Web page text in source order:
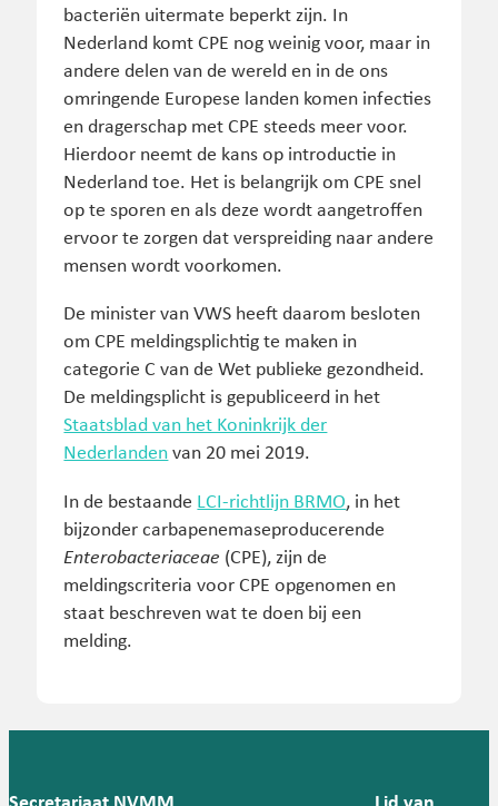
bacteriën uitermate beperkt zijn. In
Nederland komt CPE nog weinig voor, maar in
andere delen van de wereld en in de ons
omringende Europese landen komen infecties
en dragerschap met CPE steeds meer voor.
Hierdoor neemt de kans op introductie in
Nederland toe. Het is belangrijk om CPE snel
op te sporen en als deze wordt aangetroffen
ervoor te zorgen dat verspreiding naar andere
mensen wordt voorkomen.
De minister van VWS heeft daarom besloten
om CPE meldingsplichtig te maken in
categorie C van de Wet publieke gezondheid.
De meldingsplicht is gepubliceerd in het
Staatsblad van het Koninkrijk der
Nederlanden van 20 mei 2019.
In de bestaande LCI-richtlijn BRMO, in het
bijzonder carbapenemaseproducerende
Enterobacteriaceae (CPE), zijn de
meldingscriteria voor CPE opgenomen en
staat beschreven wat te doen bij een
melding.